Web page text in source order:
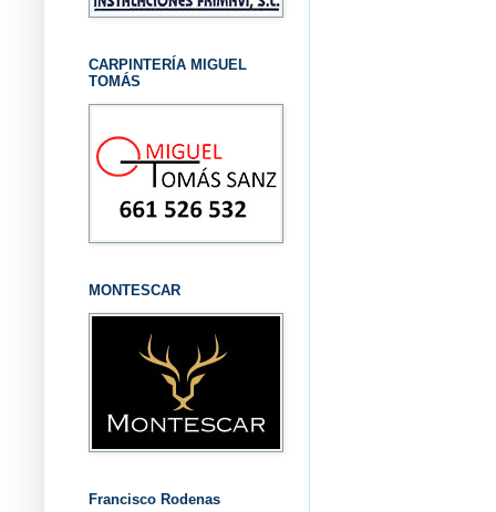
CARPINTERÍA MIGUEL
TOMÁS
MONTESCAR
Francisco Rodenas